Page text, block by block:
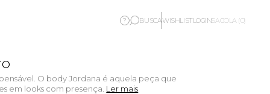
? BUSCAWISHLISTLOGINSACOLA (0)
O body Jordana é aquela peça que
em looks com presença. Ler mais